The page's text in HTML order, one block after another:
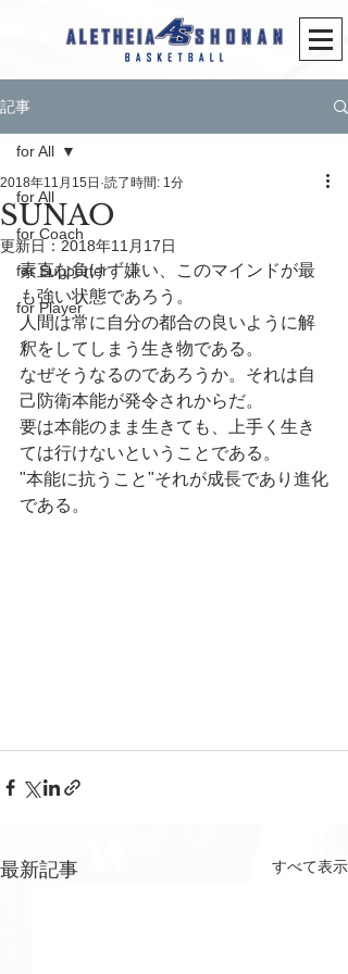
記事
for All
for Coach
for Supporter
for Player
for All
SUNAO
2018年11月15日 読了時間: 1分
更新日： 2018年11月17日
素直な負けず嫌い、このマインドが最
も強い状態であろう。
人間は常に自分の都合の良いように解
釈をしてしまう生き物である。
なぜそうなるのであろうか。それは自
己防衛本能が発令されからだ。
要は本能のまま生きても、上手く生き
ては行けないということである。
"本能に抗うこと"それが成長であり進化
である。
最新記事 すべて表示